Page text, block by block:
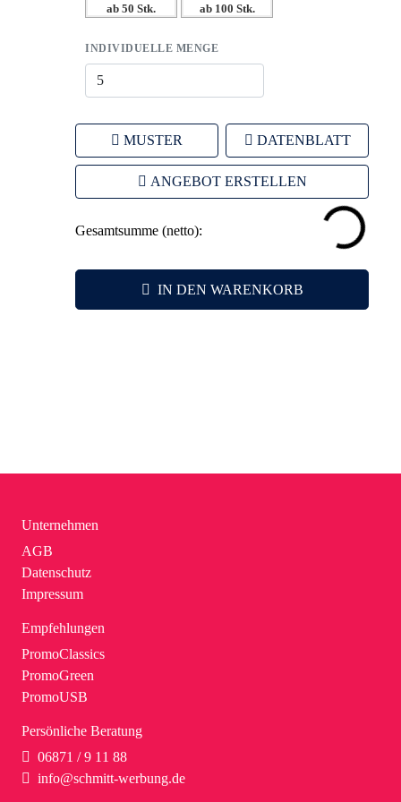
ab 50 Stk. ab 100 Stk.
INDIVIDUELLE MENGE
MUSTER DATENBLATT
ANGEBOT ERSTELLEN
Gesamtsumme (netto):
IN DEN WARENKORB
Unternehmen
AGB
Datenschutz
Impressum
Empfehlungen
PromoClassics
PromoGreen
PromoUSB
Persönliche Beratung
06871 / 9 11 88
info@schmitt-werbung.de